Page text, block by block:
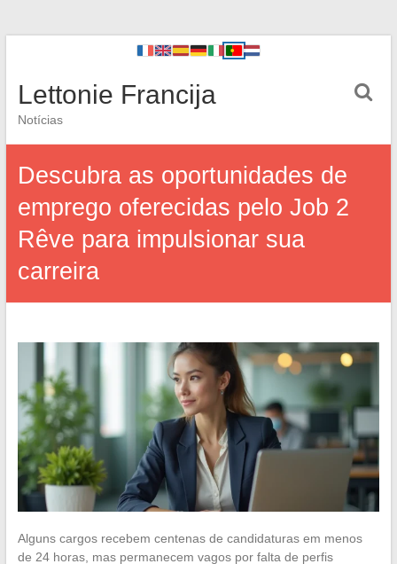
Lettonie Francija
Notícias
Descubra as oportunidades de
emprego oferecidas pelo Job 2
Rêve para impulsionar sua
carreira
Alguns cargos recebem centenas de candidaturas em menos
de 24 horas, mas permanecem vagos por falta de perfis